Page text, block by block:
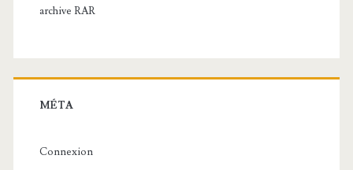
archive RAR
MÉTA
Connexion